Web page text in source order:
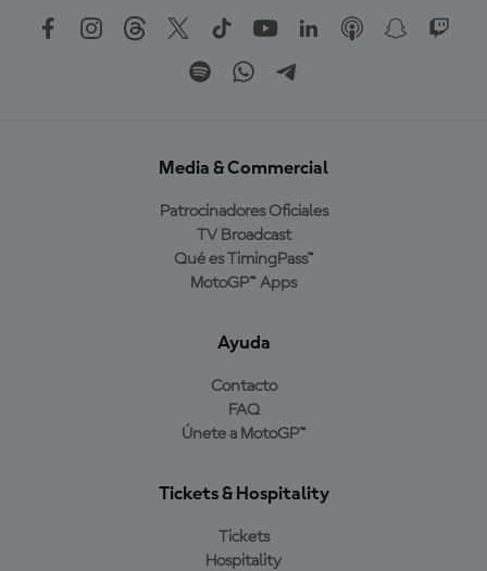
Media & Commercial
Patrocinadores Oficiales
TV Broadcast
Qué es TimingPass™
MotoGP™ Apps
Ayuda
Contacto
FAQ
Únete a MotoGP™
Tickets & Hospitality
Tickets
Hospitality